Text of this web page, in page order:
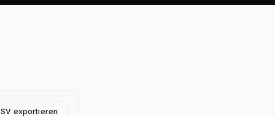
exportieren